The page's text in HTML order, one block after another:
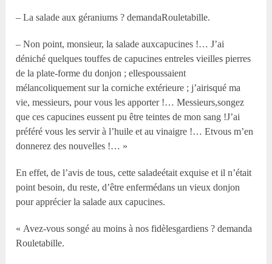
– La salade aux géraniums ? demandaRouletabille.
– Non point, monsieur, la salade auxcapucines !… J’ai
déniché quelques touffes de capucines entreles vieilles pierres
de la plate-forme du donjon ; ellespoussaient
mélancoliquement sur la corniche extérieure ; j’airisqué ma
vie, messieurs, pour vous les apporter !… Messieurs,songez
que ces capucines eussent pu être teintes de mon sang !J’ai
préféré vous les servir à l’huile et au vinaigre !… Etvous m’en
donnerez des nouvelles !… »
En effet, de l’avis de tous, cette saladeétait exquise et il n’était
point besoin, du reste, d’être enfermédans un vieux donjon
pour apprécier la salade aux capucines.
« Avez-vous songé au moins à nos fidèlesgardiens ? demanda
Rouletabille.